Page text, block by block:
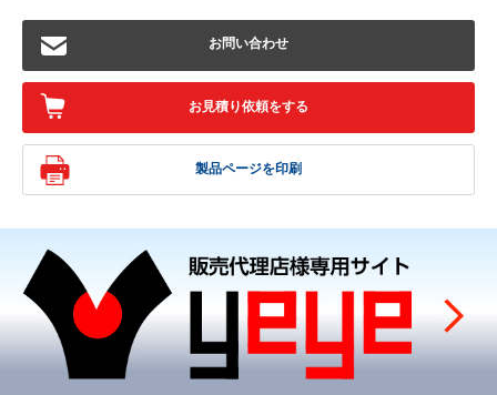
お問い合わせ
お見積り依頼をする
製品ページを印刷